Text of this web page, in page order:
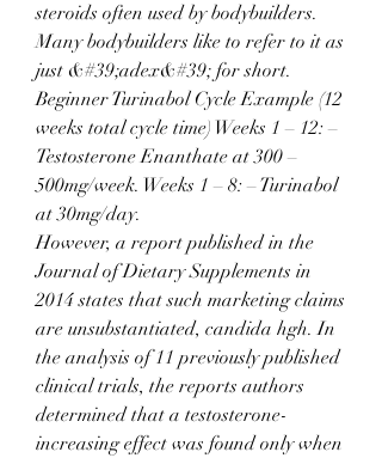
steroids often used by bodybuilders.
Many bodybuilders like to refer to it as
just &#39;adex&#39; for short.
Beginner Turinabol Cycle Example (12
weeks total cycle time) Weeks 1 – 12: –
Testosterone Enanthate at 300 –
500mg/week. Weeks 1 – 8: – Turinabol
at 30mg/day.
However, a report published in the
Journal of Dietary Supplements in
2014 states that such marketing claims
are unsubstantiated, candida hgh. In
the analysis of 11 previously published
clinical trials, the reports authors
determined that a testosterone-
increasing effect was found only when